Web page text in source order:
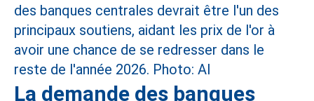
La demande des banques